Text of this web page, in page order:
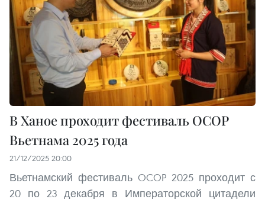
В Ханое проходит фестиваль OCOP
Вьетнама 2025 года
21/12/2025 20:00
Вьетнамский фестиваль OCOP 2025 проходит с
20 по 23 декабря в Императорской цитадели